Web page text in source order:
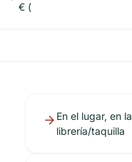
€ (
En el lugar, en la
librería/taquilla